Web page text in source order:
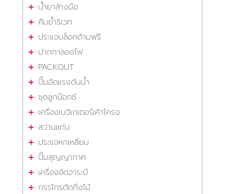
น้ำยาล้างมือ
คีมย้ำริเวท
ประแจบล็อกด้ามฟรี
ปากกาลองไฟ
PACKOUT
ปั๊มอัดแรงดันน้ำ
ชุดลูกบ๊อกซ์
เครื่องเนวิเกเตอร์เค้าโครง
สว่านแท่น
ประแจหกเหลี่ยม
ปั๊มสุญญากาศ
เครื่องอัดจาระบี
กรรไกรตัดกิ่งไม้